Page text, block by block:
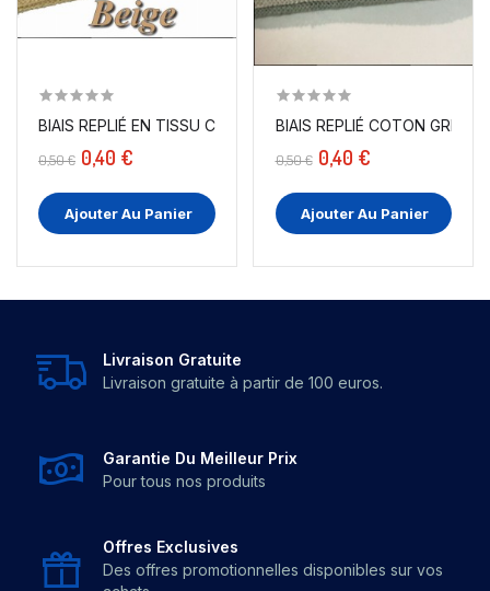
BIAIS REPLIÉ EN TISSU COTON BEIGE POUR...
0,50 € 0,40 €
Ajouter Au Panier
0,50 € 0,40 €
Ajouter Au Panier
Livraison Gratuite
Livraison gratuite à partir de 100 euros.
Garantie Du Meilleur Prix
Pour tous nos produits
Offres Exclusives
Des offres promotionnelles disponibles sur vos